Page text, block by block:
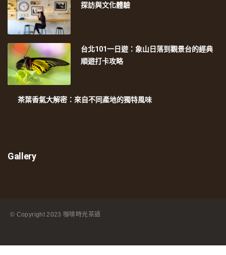
探訪與文化體驗
台北101一日遊：象山日落到觀景台的經典
順遊打卡攻略
茶葉香氣大解密：來自不同產地的獨特風味
Gallery
© Copyright2023 咖啡時光茶語